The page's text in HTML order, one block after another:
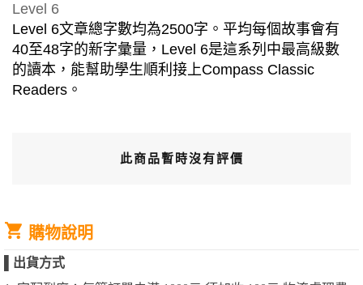
Level 6
Level 6文章總字數均為2500字。平均每個故事會有
40至48字的新字彙量，Level 6是這系列中最高級數
的讀本，能幫助學生順利接上Compass Classic
Readers。
此商品暫時沒有評價
購物說明
出貨方式